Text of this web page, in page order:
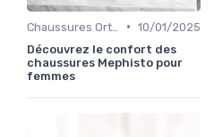
• 10/01/2025
Découvrez le confort des
chaussures Mephisto pour
femmes